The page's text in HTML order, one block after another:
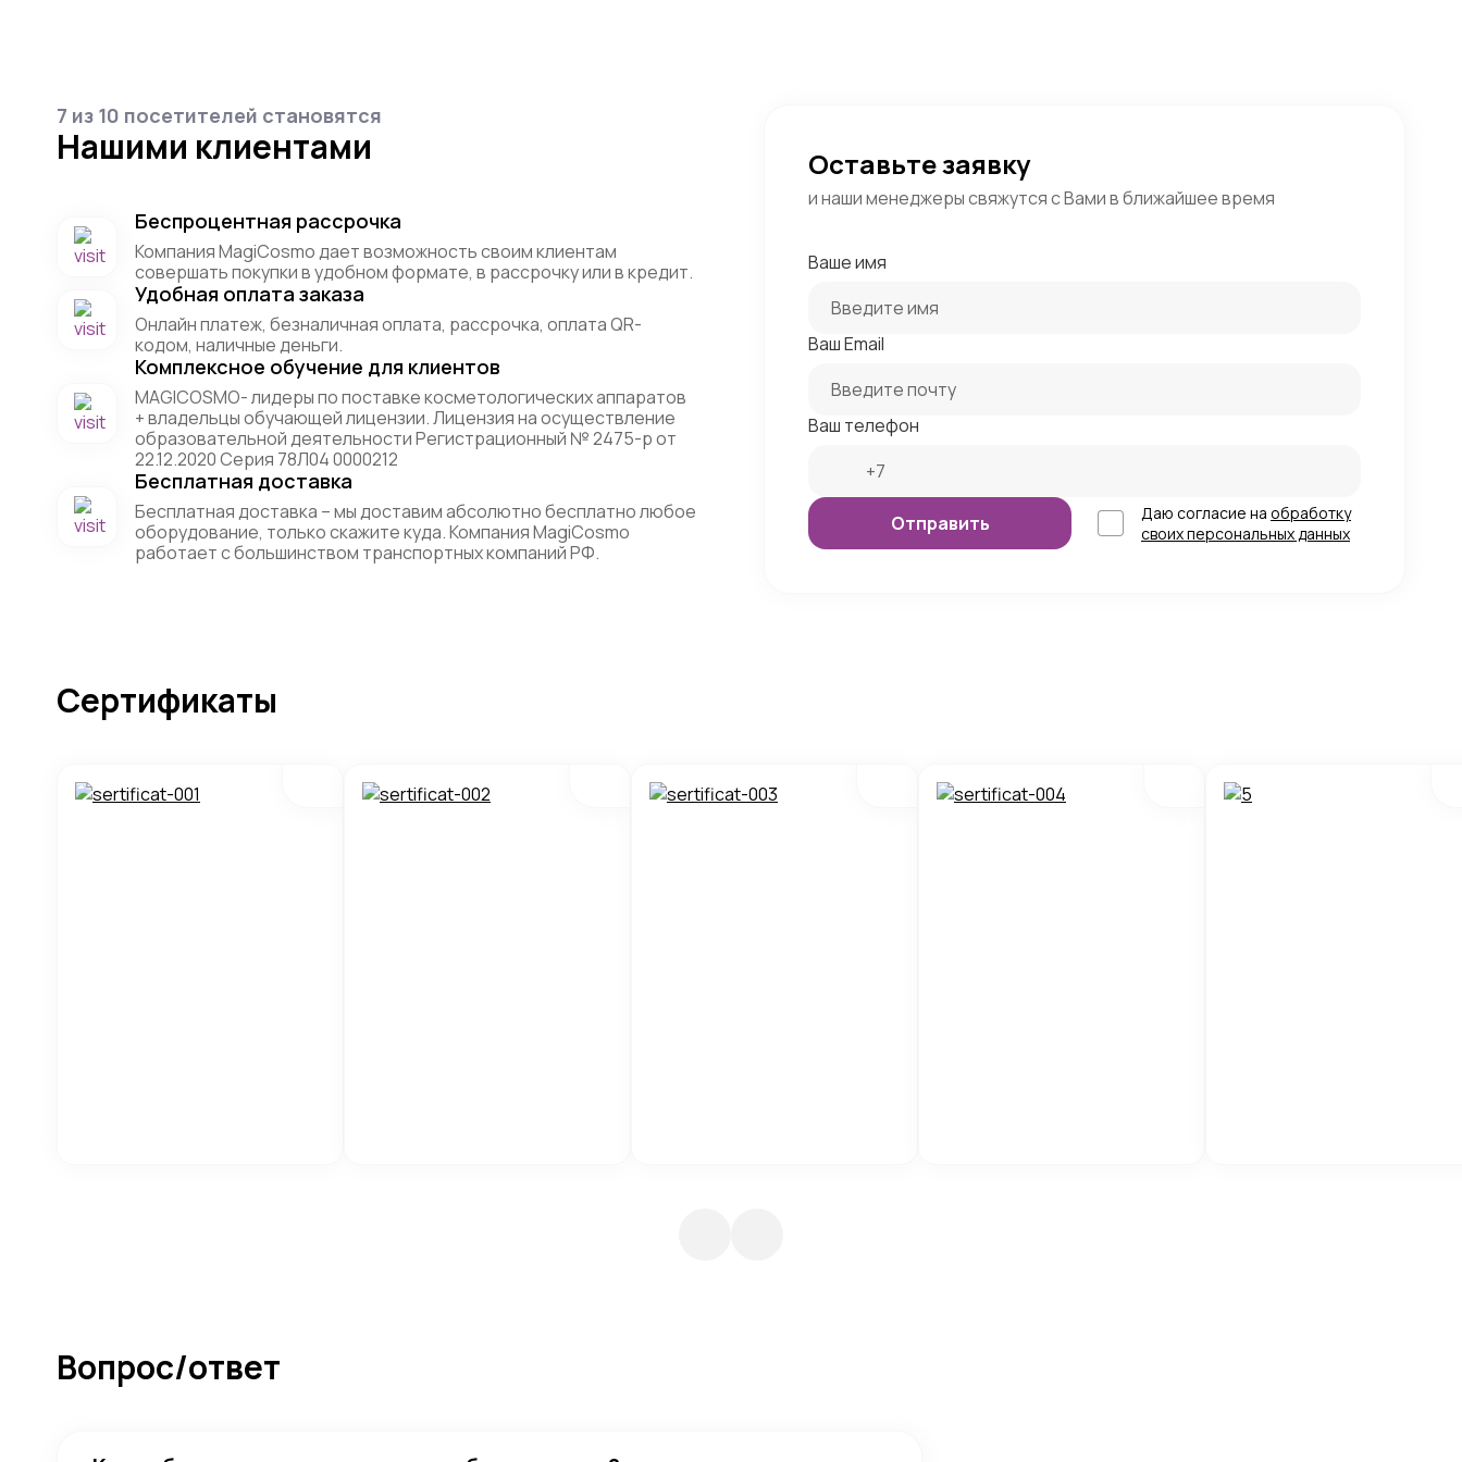
7 из 10 посетителей становятся
Нашими клиентами
Беспроцентная рассрочка
Компания MagiCosmo дает возможность своим клиентам
совершать покупки в удобном формате, в рассрочку или в кредит.
Удобная оплата заказа
Онлайн платеж, безналичная оплата, рассрочка, оплата QR-
кодом, наличные деньги.
Комплексное обучение для клиентов
MAGICOSMO- лидеры по поставке косметологических аппаратов
+ владельцы обучающей лицензии. Лицензия на осуществление
образовательной деятельности Регистрационный № 2475-р от
22.12.2020 Серия 78Л04 0000212
Бесплатная доставка
Бесплатная доставка – мы доставим абсолютно бесплатно любое
оборудование, только скажите куда. Компания MagiCosmo
работает с большинством транспортных компаний РФ.
Оставьте заявку
и наши менеджеры свяжутся с Вами в ближайшее время
Ваше имя
Ваш Email
Ваш телефон
Даю согласие на обработку
своих персональных данных
Сертификаты
Вопрос/ответ